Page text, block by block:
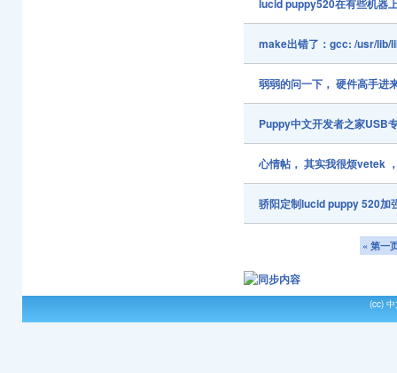
lucid puppy520在有些机器
make出错了：gcc: /usr/
弱弱的问一下， 硬件高手进
Puppy中文开发者之家USB
心情帖， 其实我很烦vetek
骄阳定制lucid puppy 520加
« 第一
(cc)中